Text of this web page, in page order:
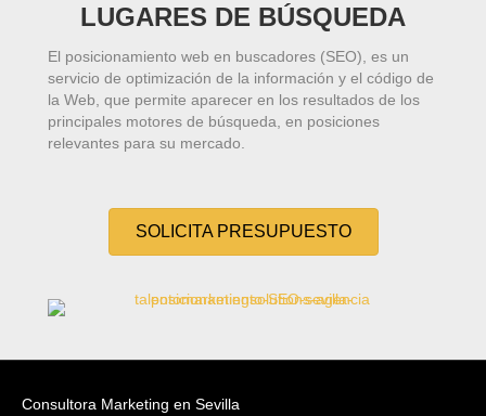
LUGARES DE BÚSQUEDA
El posicionamiento web en buscadores (SEO), es un
servicio de optimización de la información y el código de
la Web, que permite aparecer en los resultados de los
principales motores de búsqueda, en posiciones
relevantes para su mercado.
SOLICITA PRESUPUESTO
Consultora Marketing en Sevilla